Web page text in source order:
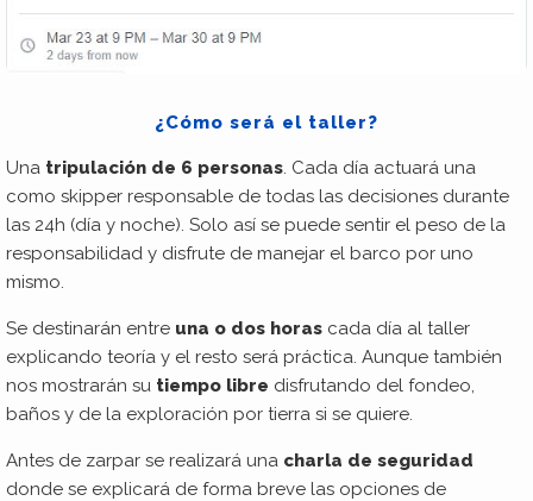
¿Cómo será el taller?
Una tripulación de 6 personas. Cada día actuará una
como skipper responsable de todas las decisiones durante
las 24h (día y noche). Solo así se puede sentir el peso de la
responsabilidad y disfrute de manejar el barco por uno
mismo.
Se destinarán entre una o dos horas cada día al taller
explicando teoría y el resto será práctica. Aunque también
nos mostrarán su tiempo libre disfrutando del fondeo,
baños y de la exploración por tierra si se quiere.
Antes de zarpar se realizará una charla de seguridad
donde se explicará de forma breve las opciones de